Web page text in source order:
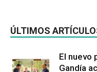
ÚLTIMOS
El nuevo
Gandía